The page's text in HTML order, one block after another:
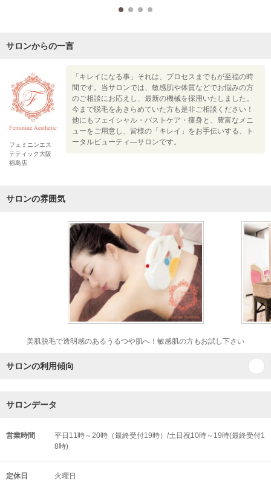
サロンからの一言
フェミニンエス
テティック大阪
福島店
「キレイになる事」それは、プロセスまでもが至福の時
間です。当サロンでは、敏感肌や体質などでお悩みの方
のご相談にお応えし、最新の機械を採用いたしました。
今まで脱毛をあきらめていた方も是非ご相談ください！
他にもフェイシャル・バストケア・痩身と、豊富なメニ
ューをご用意し、皆様の「キレイ」をお手伝いする、ト
ータルビューティ―サロンです。
サロンの雰囲気
美肌脱毛で透明感のあるうるつや肌へ！敏感肌の方もお試し下さい
サロンの利用傾向
サロンデータ
営業時間
平日11時～20時（最終受付19時）/土日祝10時～19時(最終受付1
8時)
定休日 火曜日